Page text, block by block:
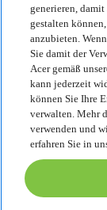
Nachhaltigkeit
Nachhaltigkeit
Corporate
CO2-Bilanz
Earthion
Cookie-Richtlinie
Rechtlicher
Zusätzliche
Cookie-
generieren,
gestalten
anzubieten.
Sie damit der
Acer gemäß
kann jederzeit
können Sie Ihre
verwalten. Mehr
verwenden und
erfahren Sie in